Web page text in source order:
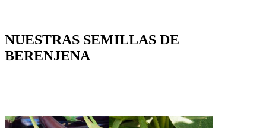
NUESTRAS SEMILLAS DE
BERENJENA